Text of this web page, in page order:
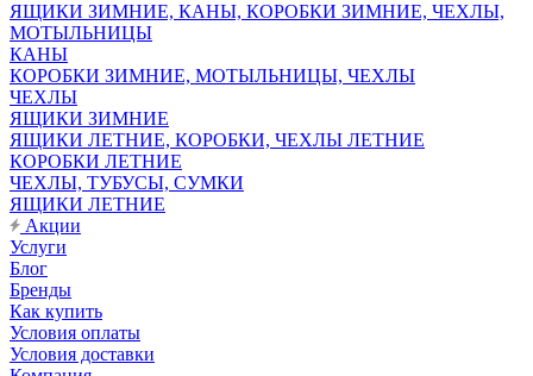
ЯЩИКИ ЗИМНИЕ, КАНЫ, КОРОБКИ ЗИМНИЕ, ЧЕХЛЫ,
МОТЫЛЬНИЦЫ
КАНЫ
КОРОБКИ ЗИМНИЕ, МОТЫЛЬНИЦЫ, ЧЕХЛЫ
ЧЕХЛЫ
ЯЩИКИ ЗИМНИЕ
ЯЩИКИ ЛЕТНИЕ, КОРОБКИ, ЧЕХЛЫ ЛЕТНИЕ
КОРОБКИ ЛЕТНИЕ
ЧЕХЛЫ, ТУБУСЫ, СУМКИ
ЯЩИКИ ЛЕТНИЕ
Акции
Услуги
Блог
Бренды
Как купить
Условия оплаты
Условия доставки